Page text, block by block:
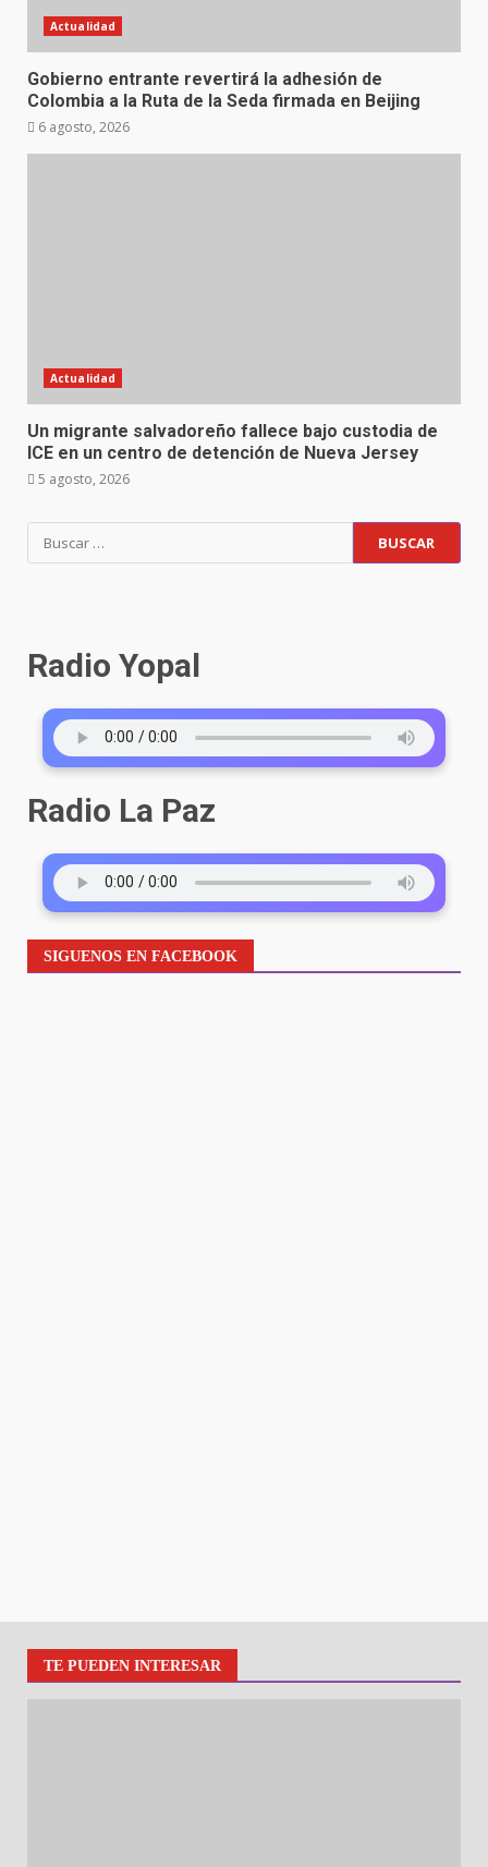
Actualidad
Gobierno entrante revertirá la adhesión de
Colombia a la Ruta de la Seda firmada en Beijing
6 agosto, 2026
Actualidad
Un migrante salvadoreño fallece bajo custodia de
ICE en un centro de detención de Nueva Jersey
5 agosto, 2026
Buscar:
Radio Yopal
Radio La Paz
SIGUENOS EN FACEBOOK
TE PUEDEN INTERESAR